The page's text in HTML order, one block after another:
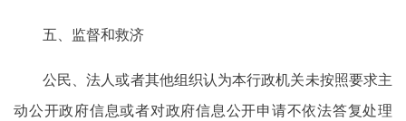
五、监督和救济
公民、法人或者其他组织认为本行政机关未按照要求主
动公开政府信息或者对政府信息公开申请不依法答复处理